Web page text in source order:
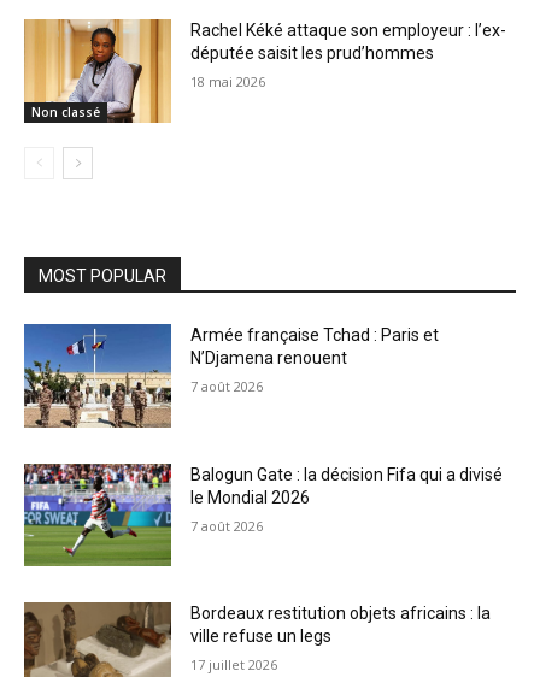
Non classé
Rachel Kéké attaque son employeur : l’ex-
députée saisit les prud’hommes
18 mai 2026
MOST POPULAR
Armée française Tchad : Paris et
N’Djamena renouent
7 août 2026
Balogun Gate : la décision Fifa qui a divisé
le Mondial 2026
7 août 2026
Bordeaux restitution objets africains : la
ville refuse un legs
17 juillet 2026